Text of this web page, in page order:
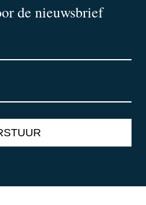
de nieuwsbrief